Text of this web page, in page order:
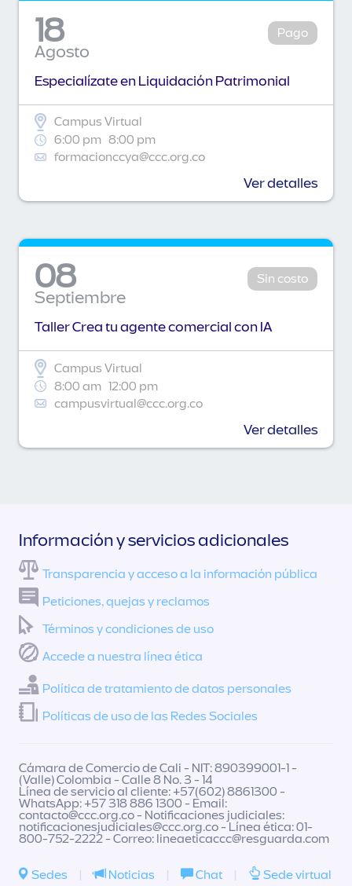
18
Agosto
Pago
Especialízate en Liquidación Patrimonial
Campus Virtual
6:00 pm 8:00 pm
formacionccya@ccc.org.co
Ver detalles
08
Septiembre
Sin costo
Taller Crea tu agente comercial con IA
Campus Virtual
8:00 am 12:00 pm
campusvirtual@ccc.org.co
Ver detalles
Información y servicios adicionales
Transparencia y acceso a la información pública
Peticiones, quejas y reclamos
Términos y condiciones de uso
Accede a nuestra línea ética
Política de tratamiento de datos personales
Políticas de uso de las Redes Sociales
Cámara de Comercio de Cali - NIT: 890399001-1 -
(Valle) Colombia - Calle 8 No. 3 - 14
Línea de servicio al cliente: +57(602) 8861300 -
WhatsApp: +57 318 886 1300 - Email:
contacto@ccc.org.co- Notificaciones judiciales:
notificacionesjudiciales@ccc.org.co- Línea ética: 01-
800-752-2222 - Correo: lineaeticaccc@resguarda.com
Sedes | Noticias | Chat | Sede virtual